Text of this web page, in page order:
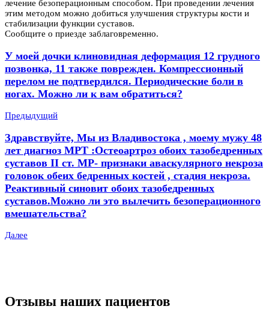
лечение безоперационным способом. При проведении лечения
этим методом можно добиться улучшения структуры кости и
стабилизации функции суставов.
Сообщите о приезде заблаговременно.
У моей дочки клиновидная деформация 12 грудного
позвонка, 11 также поврежден. Компрессионный
перелом не подтвердился. Периодические боли в
ногах. Можно ли к вам обратиться?
Предыдущий
Здравствуйте, Мы из Владивостока , моему мужу 48
лет диагноз МРТ :Остеоартроз обоих тазобедренных
суставов II ст. МР- признаки аваскулярного некроза
головок обеих бедренных костей , стадия некроза.
Реактивный синовит обоих тазобедренных
суставов.Можно ли это вылечить безоперационного
вмешательства?
Далее
Отзывы наших пациентов